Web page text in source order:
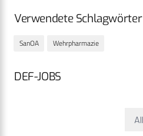
Verwendete Schlagwörter
SanOA Wehrpharmazie
DEF-JOBS